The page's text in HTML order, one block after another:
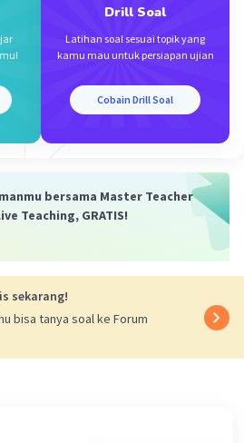
Drill Soal
Latihan soal sesuai topik yang
kamu mau untuk persiapan ujian
Cobain Drill Soal
bersama Master Teacher
Teaching, GRATIS!
sekarang!
bisa tanya soal ke Forum